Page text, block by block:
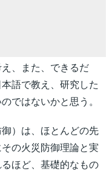
、また、できるだ
語で教え、研究した
ではないかと思う。
）は、ほとんどの先
の火災防御理論と実
ほど、基礎的なもの